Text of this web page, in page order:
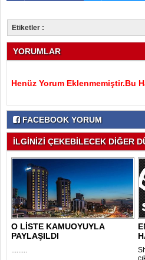
Etiketler :
YORUMLAR
Henüz Yorum Eklenmemiştir.Bu
FACEBOOK YORUM
İLGİNİZİ ÇEKEBİLECEK DİĞER
O LİSTE KAMUOYUYLA
PAYLAŞILDI
.........